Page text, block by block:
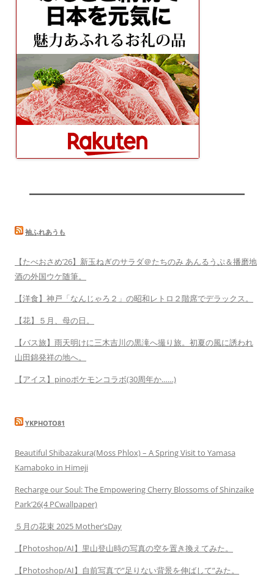
袖ふれあうも
【たべおさめ’26】新玉ねぎのサラダ＠たちのみ あんるうぷ＆播磨地
酒の外国ウケ随筆。
【洋食】神戸「なんじゃろ２」の昭和レトロ２階席でデラックス。
【花】５月、母の日。
【バス旅】雨天明けに三木吉川の黒滝へ撮り旅。初夏の風に誘われ
山田錦発祥の地へ。
【アイス】pinoポケモンコラボ(30周年か……)
YKPHOTO81
Beautiful Shibazakura(Moss Phlox) – A Spring Visit to Yamasa
Kamaboko in Himeji
Recharge our Soul: The Empowering Cherry Blossoms of Shinzaike
Park’26(4 PCwallpaper)
５月の花束 2025 Mother’sDay
【Photoshop/AI】里山登山時の写真の空を置き換えてみた。
【Photoshop/AI】自前写真で”足りない背景を伸ばして”みた。